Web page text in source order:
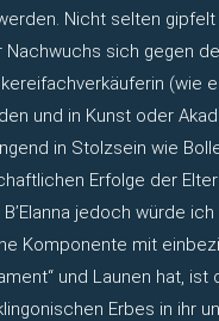
Nicht selten
Nachwuchs sich gegen
(wie
und in Kunst oder
in Stolzsein wie
Erfolge der
jedoch würde
Komponente mit
und Launen hat,
Erbes in ihr